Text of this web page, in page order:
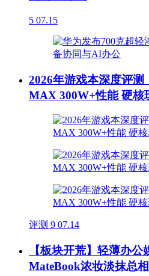
5 07.15
2026年游戏本深度评
MAX 300W+性能 硬核
评测 9 07.14
【板块开荒】轻薄办
MateBook浓妆淡抹总